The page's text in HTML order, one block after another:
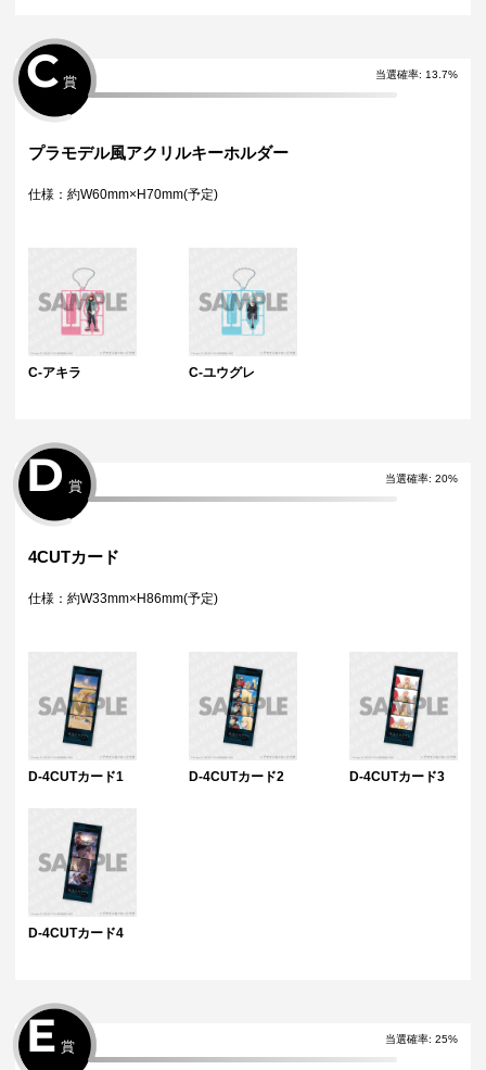
当選確率: 13.7%
C 賞
プラモデル風アクリルキーホルダー
仕様：約W60mm×H70mm(予定)
C-アキラ C-ユウグレ
当選確率: 20%
D 賞
4CUTカード
仕様：約W33mm×H86mm(予定)
D-4CUTカード1 D-4CUTカード2 D-4CUTカード3
D-4CUTカード4
当選確率: 25%
E 賞